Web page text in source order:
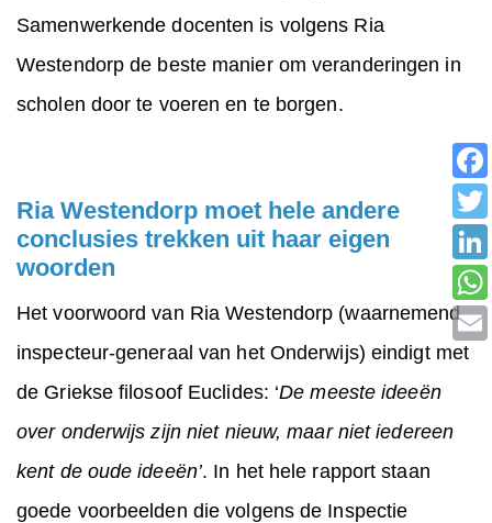
Samenwerkende docenten is volgens Ria
Westendorp de beste manier om veranderingen in
scholen door te voeren en te borgen.
Ria Westendorp moet hele andere
conclusies trekken uit haar eigen
woorden
Het voorwoord van Ria Westendorp (waarnemend
inspecteur-generaal van het Onderwijs) eindigt met
de Griekse filosoof Euclides: ‘De meeste ideeën
over onderwijs zijn niet nieuw, maar niet iedereen
kent de oude ideeën’. In het hele rapport staan
goede voorbeelden die volgens de Inspectie